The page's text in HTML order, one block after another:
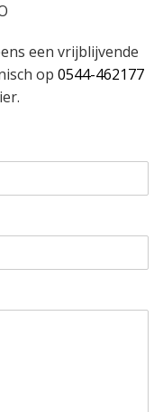
een vrijblijvende
op 0544-462177